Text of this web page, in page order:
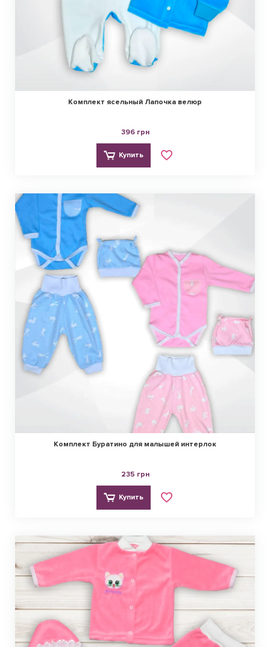
Комплект ясельный Лапочка велюр
396 грн
Купить
Комплект Буратино для малышей интерлок
235 грн
Купить